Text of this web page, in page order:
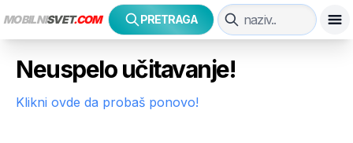
MOBILNISVET.COM PRETRAGA
Neuspelo učitavanje!
Klikni ovde da probaš ponovo!